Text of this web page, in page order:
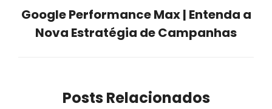
Próximo
post:
Google Performance Max | Entenda a
Nova Estratégia de Campanhas
Posts Relacionados